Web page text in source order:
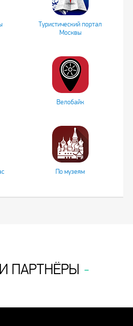
Туристический портал
Москвы
Велобайк
По музеям
ПАРТНЁРЫ